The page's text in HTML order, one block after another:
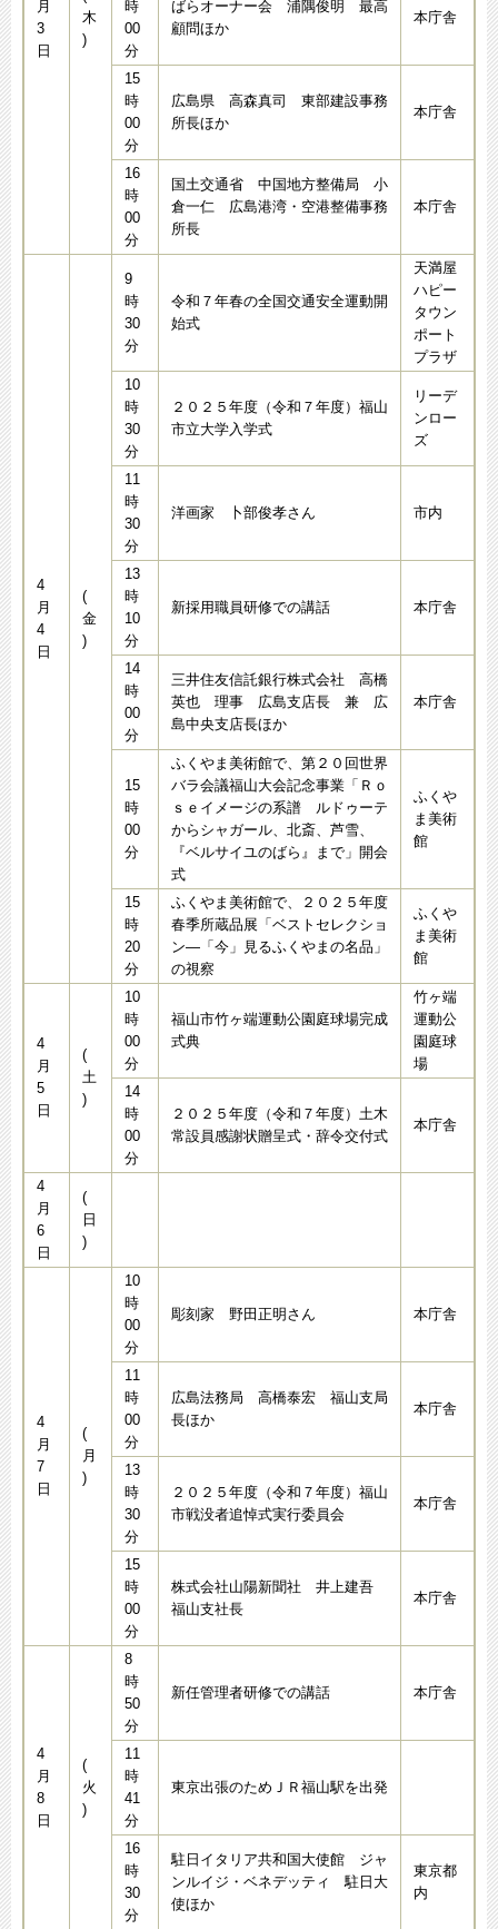
月
3
日
木
)
時
00
分
ばらオーナー会 浦隅俊明 最高
顧問ほか
本庁舎
15
時
00
分
広島県 高森真司 東部建設事務
所長ほか
本庁舎
16
時
00
分
国土交通省 中国地方整備局 小
倉一仁 広島港湾・空港整備事務
所長
本庁舎
4
月
4
日
(
金
)
9
時
30
分
令和７年春の全国交通安全運動開
始式
天満屋
ハピー
タウン
ポート
プラザ
10
時
30
分
２０２５年度（令和７年度）福山
市立大学入学式
リーデ
ンロー
ズ
11
時
30
分
洋画家 卜部俊孝さん 市内
13
時
10
分
新採用職員研修での講話 本庁舎
14
時
00
分
三井住友信託銀行株式会社 高橋
英也 理事 広島支店長 兼 広
島中央支店長ほか
本庁舎
15
時
00
分
ふくやま美術館で、第２０回世界
バラ会議福山大会記念事業「Ｒｏ
ｓｅイメージの系譜 ルドゥーテ
からシャガール、北斎、芦雪、
『ベルサイユのばら』まで」開会
式
ふくや
ま美術
館
15
時
20
分
ふくやま美術館で、２０２５年度
春季所蔵品展「ベストセレクショ
ン―「今」見るふくやまの名品」
の視察
ふくや
ま美術
館
4
月
5
日
(
土
)
10
時
00
分
福山市竹ヶ端運動公園庭球場完成
式典
竹ヶ端
運動公
園庭球
場
14
時
00
分
２０２５年度（令和７年度）土木
常設員感謝状贈呈式・辞令交付式
本庁舎
4
月
6
日
(
日
)
4
月
7
日
(
月
)
10
時
00
分
彫刻家 野田正明さん 本庁舎
11
時
00
分
広島法務局 高橋泰宏 福山支局
長ほか
本庁舎
13
時
30
分
２０２５年度（令和７年度）福山
市戦没者追悼式実行委員会
本庁舎
15
時
00
分
株式会社山陽新聞社 井上建吾
福山支社長
本庁舎
4
月
8
日
(
火
)
8
時
50
分
新任管理者研修での講話 本庁舎
11
時
41
分
東京出張のためＪＲ福山駅を出発
16
時
30
分
駐日イタリア共和国大使館 ジャ
ンルイジ・ベネデッティ 駐日大
使ほか
東京都
内